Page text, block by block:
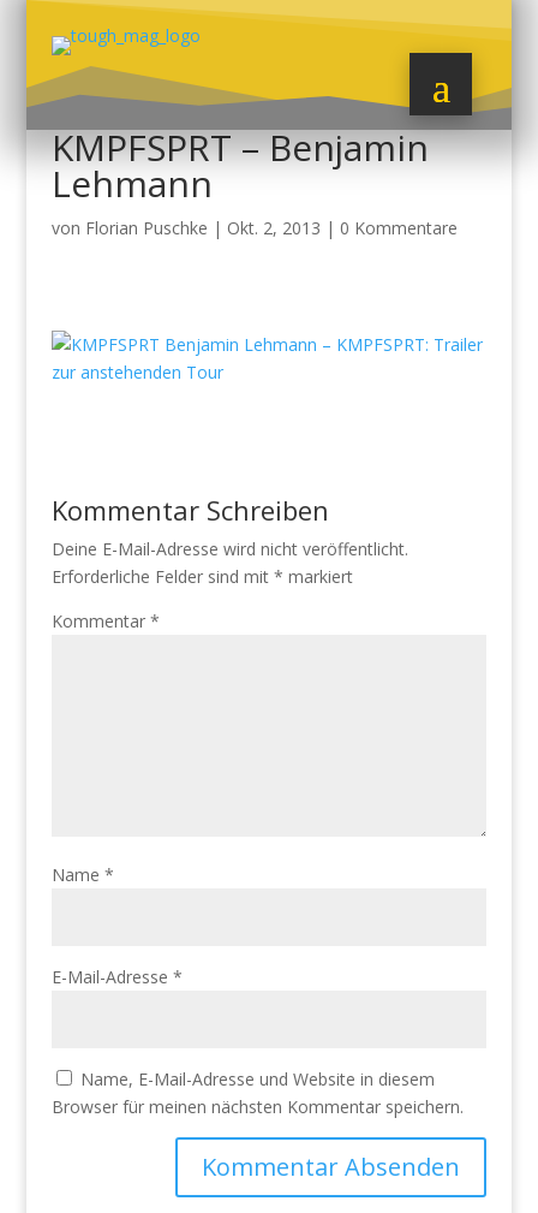
KMPFSPRT – Benjamin
Lehmann
von Florian Puschke | Okt. 2, 2013 | 0 Kommentare
Kommentar Schreiben
Deine E-Mail-Adresse wird nicht veröffentlicht.
Erforderliche Felder sind mit * markiert
Kommentar *
Name *
E-Mail-Adresse *
Name, E-Mail-Adresse und Website in diesem
Browser für meinen nächsten Kommentar speichern.